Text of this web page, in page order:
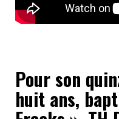
Pour son
huit ans,